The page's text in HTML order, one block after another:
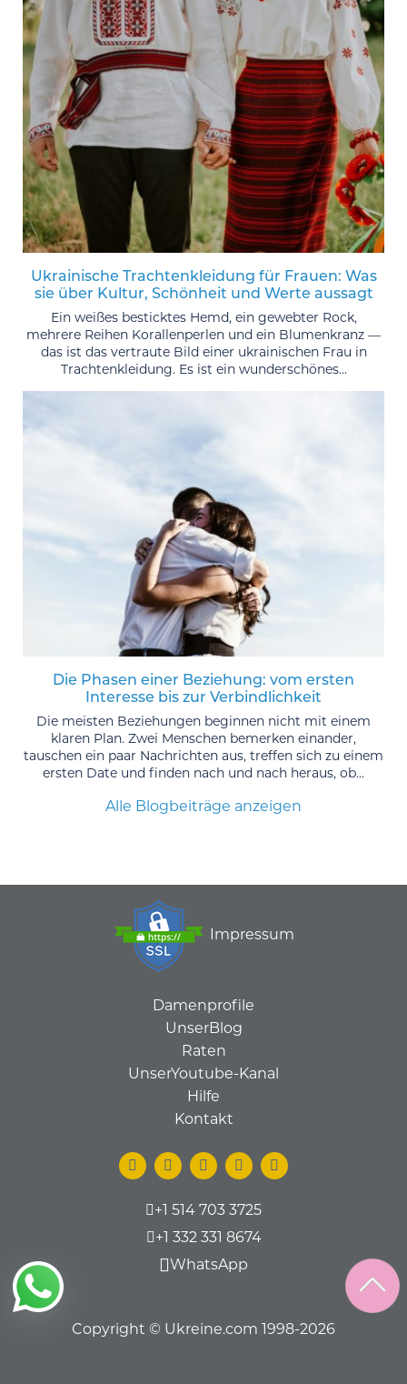
Ukrainische Trachtenkleidung für Frauen: Was
sie über Kultur, Schönheit und Werte aussagt
Ein weißes besticktes Hemd, ein gewebter Rock,
mehrere Reihen Korallenperlen und ein Blumenkranz —
das ist das vertraute Bild einer ukrainischen Frau in
Trachtenkleidung. Es ist ein wunderschönes...
Die Phasen einer Beziehung: vom ersten
Interesse bis zur Verbindlichkeit
Die meisten Beziehungen beginnen nicht mit einem
klaren Plan. Zwei Menschen bemerken einander,
tauschen ein paar Nachrichten aus, treffen sich zu einem
ersten Date und finden nach und nach heraus, ob...
Alle Blogbeiträge anzeigen
Impressum
Damenprofile
UnserBlog
Raten
UnserYoutube-Kanal
Hilfe
Kontakt
+1 514 703 3725
+1 332 331 8674
WhatsApp
Copyright © Ukreine.com 1998-2026